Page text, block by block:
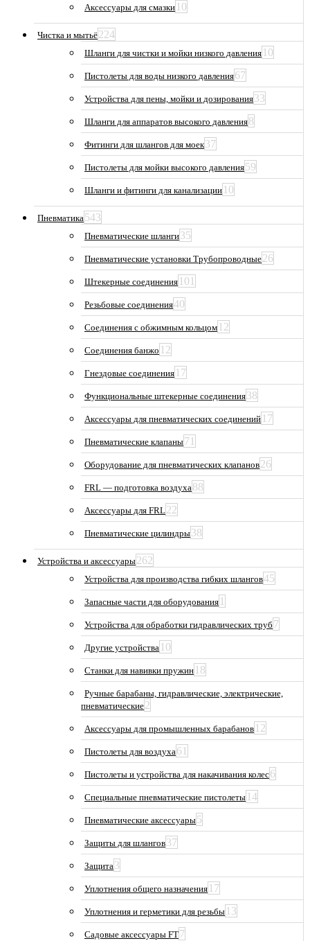
Аксессуары для смазки 10
Чистка и мытьё224
Шланги для чистки и мойки низкого давления 10
Пистолеты для воды низкого давления67
Устройства для пены, мойки и дозирования33
Шланги для аппаратов высокого давления8
Фитинги для шлангов для моек37
Пистолеты для мойки высокого давления59
Шланги и фитинги для канализации 10
Пневматика543
Пневматические шланги35
Пневматические установки Трубопроводные26
Штекерные соединения 101
Резьбовые соединения40
Соединения с обжимным кольцом 12
Соединения банжо 12
Гнездовые соединения 17
Функциональные штекерные соединения38
Аксессуары для пневматических соединений 17
Пневматические клапаны71
Оборудование для пневматических клапанов26
FRL — подготовка воздуха88
Аксессуары для FRL22
Пневматические цилиндры38
Устройства и аксессуары262
Устройства для производства гибких шлангов45
Запасные части для оборудования 1
Устройства для обработки гидравлических труб 7
Другие устройства 10
Станки для навивки пружин 18
Ручные барабаны, гидравлические, электрические,
пневматические2
Аксессуары для промышленных барабанов 12
Пистолеты для воздуха61
Пистолеты и устройства для накачивания колес6
Специальные пневматические пистолеты 14
Пневматические аксессуары5
Защиты для шлангов37
Защита3
Уплотнения общего назначения 17
Уплотнения и герметики для резьбы 13
Садовые аксессуары FT7